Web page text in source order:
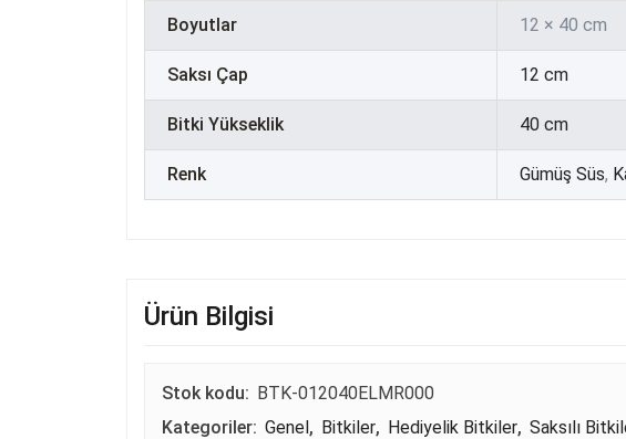
Boyutlar 12 × 40 cm
Saksı Çap 12 cm
Bitki Yükseklik 40 cm
Renk Gümüş Süs,
Ürün Bilgisi
Stok kodu: BTK-012040ELMR000
Kategoriler: Genel, Bitkiler, Hediyelik Bitkiler, Saksılı